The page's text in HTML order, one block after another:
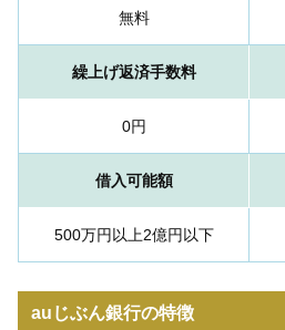
無料
繰上げ返済手数料
0円
借入可能額
500万円以上2億円以下
auじぶん銀行の特徴